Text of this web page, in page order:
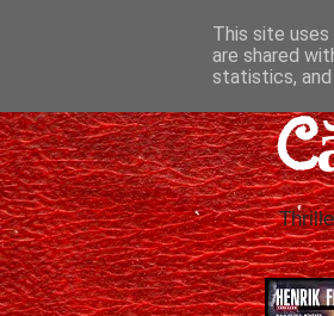
This site
are shared
statistics,